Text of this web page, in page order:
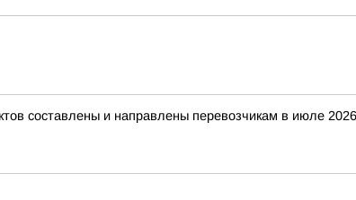
составлены и направлены перевозчикам в июле